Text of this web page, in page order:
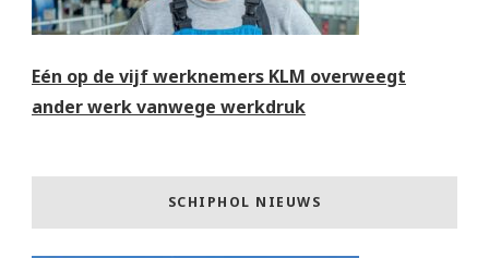
Eén op de vijf werknemers KLM overweegt
ander werk vanwege werkdruk
SCHIPHOL NIEUWS